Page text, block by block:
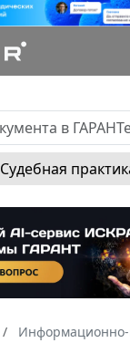
Судебная